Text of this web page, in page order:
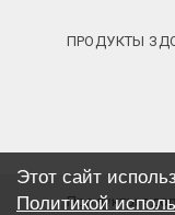
ПРОДУКТЫ
Продукты
Этот сайт
Политикой